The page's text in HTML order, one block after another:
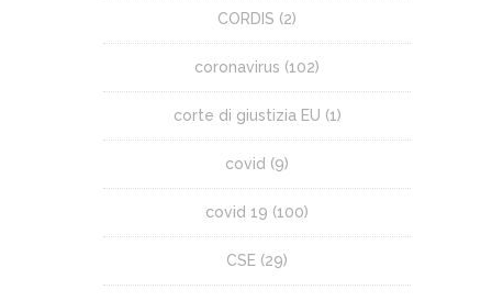
CORDIS (2)
coronavirus (102)
corte di giustizia EU (1)
covid (9)
covid 19 (100)
CSE (29)